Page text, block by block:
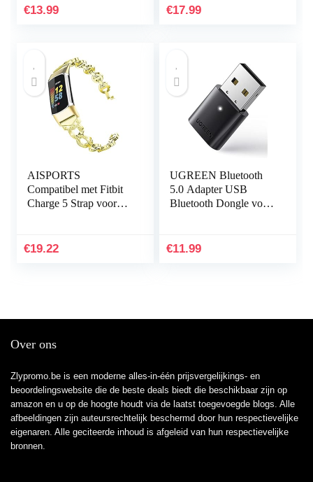
& oplader
€13.99
Compatibel met Fitbit
€17.99
AISPORTS
Compatibel met Fitbit
Charge 5 Strap voor
Rhinestones sieraden…
€19.22
UGREEN Bluetooth
5.0 Adapter USB
Bluetooth Dongle voor
Compatibel met
€11.99
Over ons
Zlypromo.be is een moderne alles-in-één prijsvergelijkings- en
beoordelingswebsite die de beste deals biedt die beschikbaar zijn op
amazon en u op de hoogte houdt via de laatst toegevoegde blogs. Alle
afbeeldingen zijn auteursrechtelijk beschermd door hun respectievelijke
eigenaren. Alle geciteerde inhoud is afgeleid van hun respectievelijke
bronnen.